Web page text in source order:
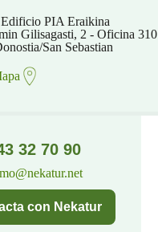
PIA Eraikina
Gilisagasti, 2 - Oficina
San Sebastian
32 70 90
con Nekatur